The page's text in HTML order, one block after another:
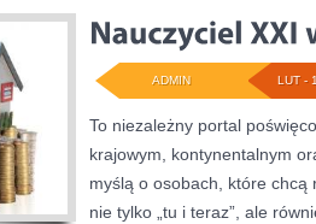
LUT -
ADMIN
To niezależny portal
krajowym, kontynentalnym
myślą o osobach, które chcą
nie tylko „tu i teraz”, ale